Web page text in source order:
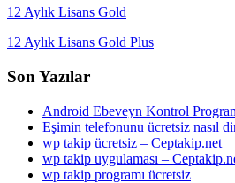
12 Aylık Lisans Gold
12 Aylık Lisans Gold Plus
Son Yazılar
Android Ebeveyn Kontrol
Eşimin telefonunu ücretsiz nasıl
wp takip ücretsiz – Ceptakip.net
wp takip uygulaması –
wp takip programı ücretsiz